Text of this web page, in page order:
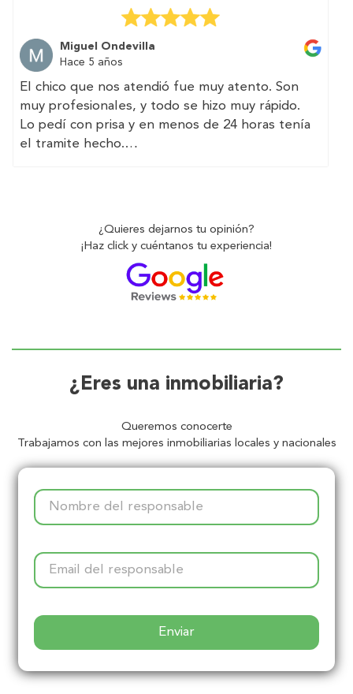
the whole process easy and they make sure
everything is clear and transparent.
Miguel Ondevilla
Hace 5 años
El chico que nos atendió fue muy atento. Son
muy profesionales, y todo se hizo muy rápido.
Lo pedí con prisa y en menos de 24 horas tenía
el tramite hecho.
done very quickly.
I had the paperwork done.
¿Quieres dejarnos tu opinión?
¡Haz click y cuéntanos tu experiencia!
¿Eres una inmobiliaria?
Queremos conocerte
Trabajamos con las mejores inmobiliarias locales y nacionales